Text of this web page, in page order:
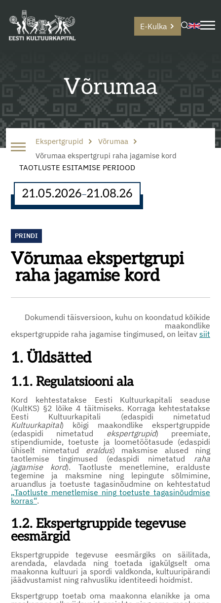
E-Kulka
Võrumaa
Ekspertgrupid
Võrumaa
Võrumaa ekspertgrupi raha jagamise kord
TAOTLUSTE ESITAMISE PERIOOD
21.05.2026–21.08.26
PRINDI
Võrumaa ekspertgrupi
raha jagamise kord
Dokumendi täisversioon, kuhu on koondatud kõikide
maakondlike
ekspertgruppide raha jagamise tingimused, on leitav siit
1. Üldsätted
1.1. Regulatsiooni ala
Kord kehtestatakse Eesti Kultuurkapitali seaduse
(KultKS) §2 lõike 4 täitmiseks. Korraga kehtestatakse
Eesti Kultuurkapitali (edaspidi nimetatud
Kultuurkapital) kõigi maakondlike ekspertgruppide
(edaspidi nimetatud ekspertgrupid) preemiate,
stipendiumide, toetuste ja loometöötasude (edaspidi
ühiselt nimetatud eraldus) maksmise alused ning
taotlemise tingimused (edaspidi nimetatud raha
jagamise kord). Taotluste menetlemine, eralduste
tegemine ja maksmine ning lepingute sõlmimine,
aruandlus ja toetuste tagasinõudmine on kehtestatud
„Taotluste menetlemise ning toetuste tagasinõudmise
korras“.
1.2. Ekspertgruppide tegevuse
eesmärgid
Ekspertgruppide tegevuse eesmärgiks on säilitada,
arendada, elavdada ning toetada igakülgselt oma
maakonna kultuuri ja spordi valdkonda, kultuuripärandi
jäädvustamist ning rahvusliku identiteedi hoidmist.
Ekspertgrupp toetab oma maakonna elanikke ja oma